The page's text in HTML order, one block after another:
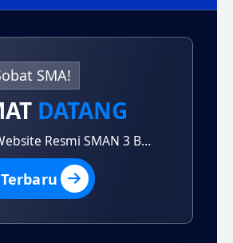
SMA!
DATANG
ini adalah Website Resmi SMAN 3 Bangkalan, Website Resmi SMAN 3 Bangkalan menjadi tempat untuk Menginformasikan Berita perkembangan SMAN 3 Bangkalan.